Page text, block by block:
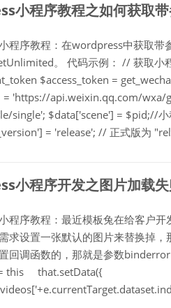
小程序教程之如何获取
程序教程：在wordpress中获取
。 代码示例： // 获取
$access_token =
'https://api.weixin.qq.com/wxa/
single'; $data['scene'] = $pid;//
= 'release'; // 正式版为
小程序开发之图片加载
程序教程：最近模板兔在给客户
求设置一张默认的图片来替换掉
回调函数的，那就是参数
this that.setData({